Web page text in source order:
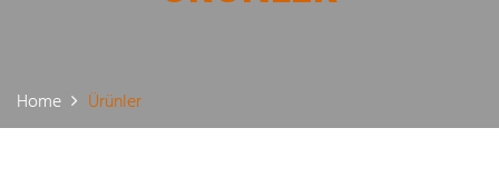
Home Ürünler